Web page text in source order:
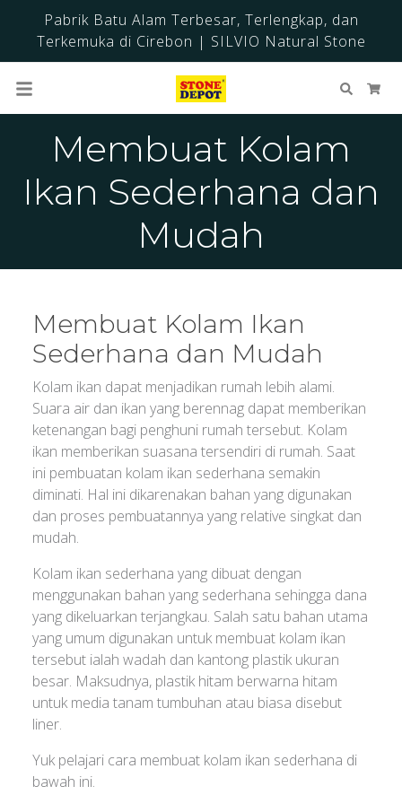
Pabrik Batu Alam Terbesar, Terlengkap, dan
Terkemuka di Cirebon | SILVIO Natural Stone
Cari
Membuat Kolam
Ikan Sederhana dan
Mudah
Membuat Kolam Ikan
Sederhana dan Mudah
Kolam ikan dapat menjadikan rumah lebih alami.
Suara air dan ikan yang berennag dapat memberikan
ketenangan bagi penghuni rumah tersebut. Kolam
ikan memberikan suasana tersendiri di rumah. Saat
ini pembuatan kolam ikan sederhana semakin
diminati. Hal ini dikarenakan bahan yang digunakan
dan proses pembuatannya yang relative singkat dan
mudah.
Kolam ikan sederhana yang dibuat dengan
menggunakan bahan yang sederhana sehingga dana
yang dikeluarkan terjangkau. Salah satu bahan utama
yang umum digunakan untuk membuat kolam ikan
tersebut ialah wadah dan kantong plastik ukuran
besar. Maksudnya, plastik hitam berwarna hitam
untuk media tanam tumbuhan atau biasa disebut
liner.
Yuk pelajari cara membuat kolam ikan sederhana di
bawah ini.